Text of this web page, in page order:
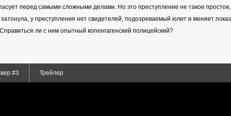
перед самыми сложными делами. Но это преступление не такое
у преступления нет свидетелей, подозреваемый юлит и меняет
ли с ним опытный копенгагенский полицейский?
#3 Трейлер